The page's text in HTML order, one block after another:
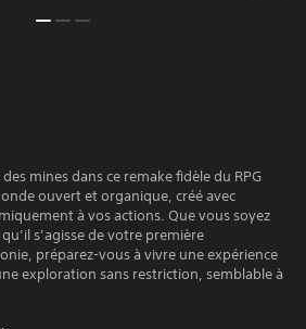
mines dans ce remake fidèle du RPG
ouvert et organique, créé avec
à vos actions. Que vous soyez
s’agisse de votre première
préparez-vous à vivre une expérience
exploration sans restriction, semblable à